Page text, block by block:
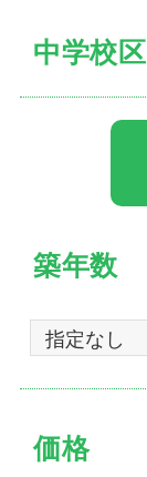
中学校区
築年数
価格